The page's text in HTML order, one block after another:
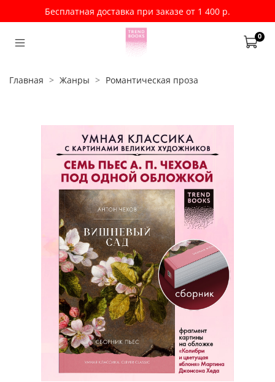
Бесплатная доставка при заказе от 1 400 р.
0
Главная Жанры Романтическая проза